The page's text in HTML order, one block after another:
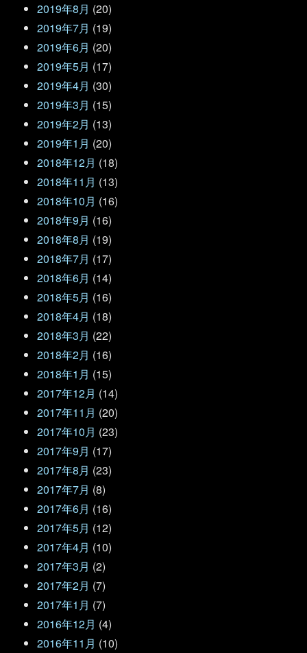
2019年8月 (20)
2019年7月 (19)
2019年6月 (20)
2019年5月 (17)
2019年4月 (30)
2019年3月 (15)
2019年2月 (13)
2019年1月 (20)
2018年12月 (18)
2018年11月 (13)
2018年10月 (16)
2018年9月 (16)
2018年8月 (19)
2018年7月 (17)
2018年6月 (14)
2018年5月 (16)
2018年4月 (18)
2018年3月 (22)
2018年2月 (16)
2018年1月 (15)
2017年12月 (14)
2017年11月 (20)
2017年10月 (23)
2017年9月 (17)
2017年8月 (23)
2017年7月 (8)
2017年6月 (16)
2017年5月 (12)
2017年4月 (10)
2017年3月 (2)
2017年2月 (7)
2017年1月 (7)
2016年12月 (4)
2016年11月 (10)